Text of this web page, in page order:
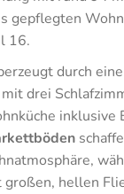
gepflegten
16.
durch
drei
inklusive
großen, hellen